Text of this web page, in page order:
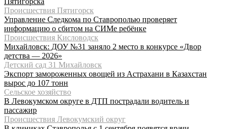
Происшествия Пятигорск
Управление Следкома по Ставрополью проверяет
информацию о сбитом на СИМе ребёнке
Происшествия Кисловодск
Михайловск: ДОУ №31 заняло 2 место в конкурсе «Двор
детства — 2026»
Детский сад 31 Михайловск
Экспорт замороженных овощей из Астрахани в Казахстан
вырос до 107 тонн
Сельское хозяйство
В Левокумском округе в ДТП пострадали водитель и
пассажир
Происшествия Левокумский округ